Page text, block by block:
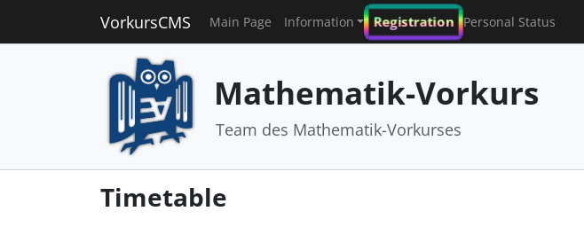
VorkursCMS Main Page Information Registration Personal Status
Mathematik-Vorkurs
Team des Mathematik-Vorkurses
Timetable